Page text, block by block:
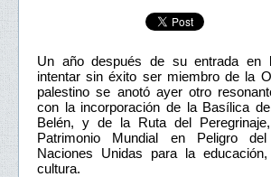
Un año después de su entrada en
intentar sin éxito ser miembro de la
palestino se anotó ayer otro
con la incorporación de la Basílica
Belén, y de la Ruta del
Patrimonio Mundial en Peligro
Naciones Unidas para la
cultura.